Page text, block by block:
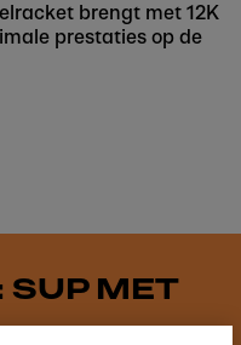
brengt met 12K
prestaties op de
SUP MET